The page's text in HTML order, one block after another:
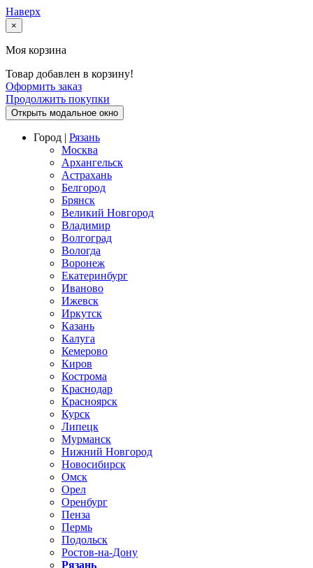
Наверх
×
Моя корзина
Товар добавлен в корзину!
Оформить заказ
Продолжить покупки
Открыть модальное окно
Город | Рязань
Москва
Архангельск
Астрахань
Белгород
Брянск
Великий Новгород
Владимир
Волгоград
Вологда
Воронеж
Екатеринбург
Иваново
Ижевск
Иркутск
Казань
Калуга
Кемерово
Киров
Кострома
Краснодар
Красноярск
Курск
Липецк
Мурманск
Нижний Новгород
Новосибирск
Омск
Орел
Оренбург
Пенза
Пермь
Подольск
Ростов-на-Дону
Рязань